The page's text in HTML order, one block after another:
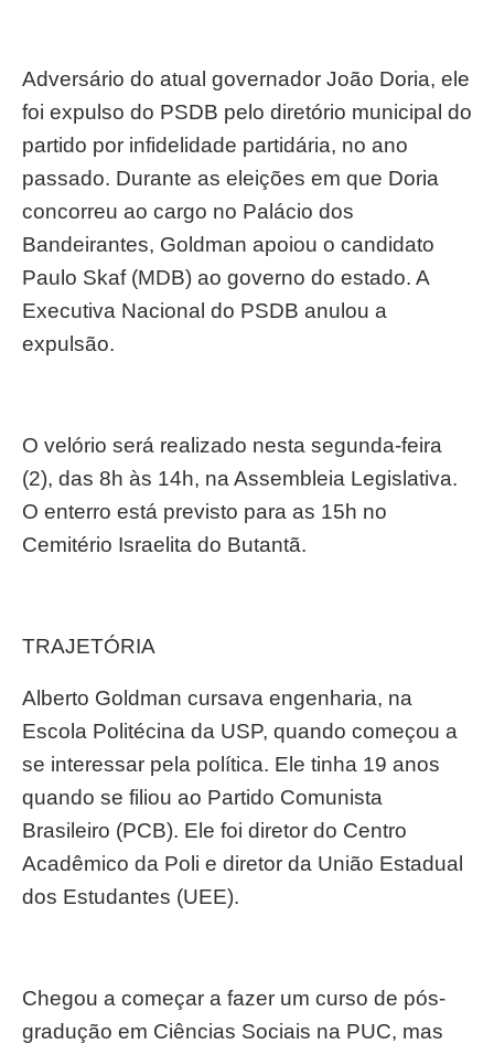
Adversário do atual governador João Doria, ele
foi expulso do PSDB pelo diretório municipal do
partido por infidelidade partidária, no ano
passado. Durante as eleições em que Doria
concorreu ao cargo no Palácio dos
Bandeirantes, Goldman apoiou o candidato
Paulo Skaf (MDB) ao governo do estado. A
Executiva Nacional do PSDB anulou a
expulsão.
O velório será realizado nesta segunda-feira
(2), das 8h às 14h, na Assembleia Legislativa.
O enterro está previsto para as 15h no
Cemitério Israelita do Butantã.
TRAJETÓRIA
Alberto Goldman cursava engenharia, na
Escola Politécina da USP, quando começou a
se interessar pela política. Ele tinha 19 anos
quando se filiou ao Partido Comunista
Brasileiro (PCB). Ele foi diretor do Centro
Acadêmico da Poli e diretor da União Estadual
dos Estudantes (UEE).
Chegou a começar a fazer um curso de pós-
gradução em Ciências Sociais na PUC, mas